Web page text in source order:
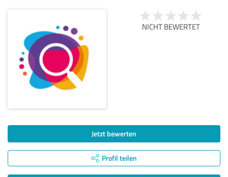
NICHT BEWERTET
Jetzt bewerten
Profil teilen